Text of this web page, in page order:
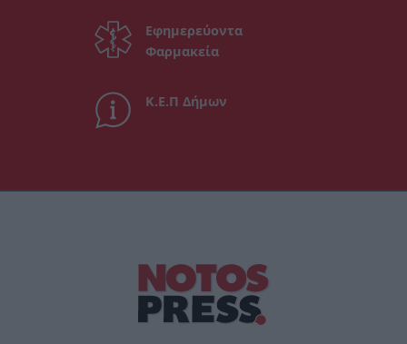
Εφημερεύοντα
Φαρμακεία
Κ.Ε.Π Δήμων